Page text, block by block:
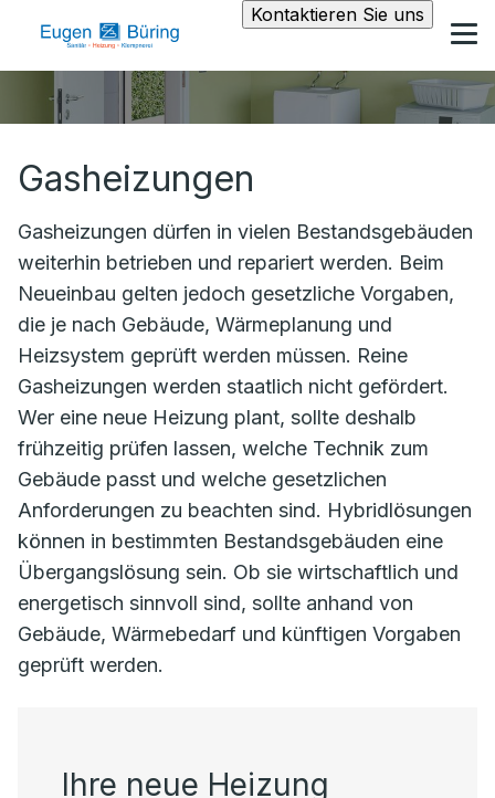
Kontaktieren Sie uns
Gasheizungen
Gasheizungen dürfen in vielen Bestandsgebäuden
weiterhin betrieben und repariert werden. Beim
Neueinbau gelten jedoch gesetzliche Vorgaben,
die je nach Gebäude, Wärmeplanung und
Heizsystem geprüft werden müssen. Reine
Gasheizungen werden staatlich nicht gefördert.
Wer eine neue Heizung plant, sollte deshalb
frühzeitig prüfen lassen, welche Technik zum
Gebäude passt und welche gesetzlichen
Anforderungen zu beachten sind. Hybridlösungen
können in bestimmten Bestandsgebäuden eine
Übergangslösung sein. Ob sie wirtschaftlich und
energetisch sinnvoll sind, sollte anhand von
Gebäude, Wärmebedarf und künftigen Vorgaben
geprüft werden.
Ihre neue Heizung